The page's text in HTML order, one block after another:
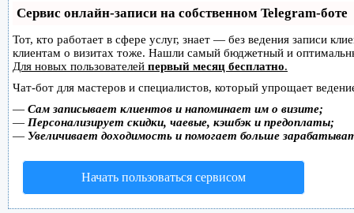
Сервис онлайн-записи на собственном Telegram-боте
Тот, кто работает в сфере услуг, знает — без ведения записи
клиентам о визитах тоже. Нашли самый бюджетный и
Для новых пользователей первый месяц бесплатно.
Чат-бот для мастеров и специалистов, который упрощает
— Сам записывает клиентов и напоминает им о визите;
— Персонализирует скидки, чаевые, кэшбэк и предоплаты;
— Увеличивает доходимость и помогает больше
Начать пользоваться сервисом